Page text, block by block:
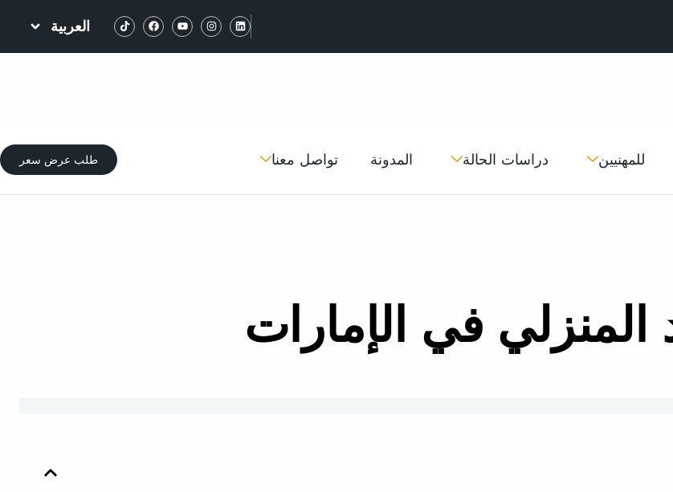
العربية
للمهنيين دراسات الحالة المدونة تواصل معنا طلب عرض سعر
في الإمارات